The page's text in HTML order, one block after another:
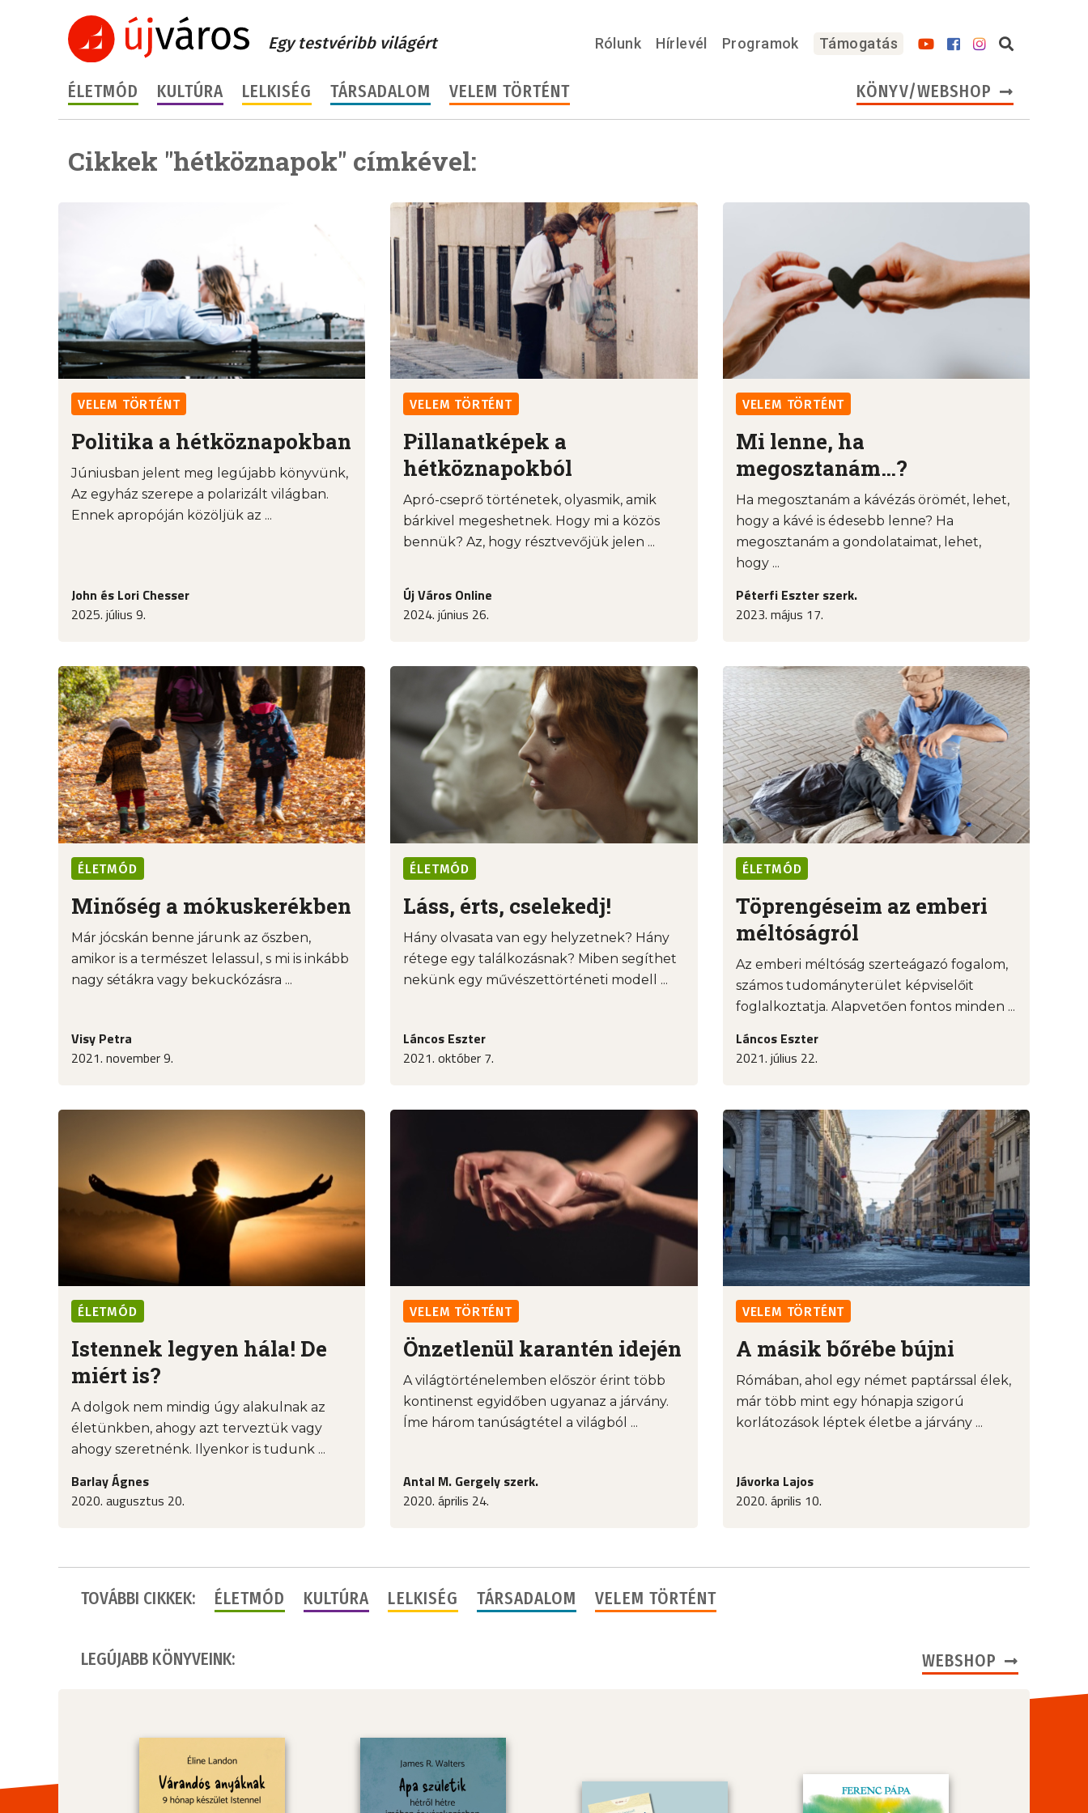
Egy testvéribb világért Rólunk Hírlevél Programok Támogatás
ÉLETMÓD KULTÚRA LELKISÉG TÁRSADALOM VELEM TÖRTÉNT KÖNYV/WEBSHOP
Cikkek "hétköznapok" címkével:
VELEM TÖRTÉNT
Politika a hétköznapokban
Júniusban jelent meg legújabb könyvünk,
Az egyház szerepe a polarizált világban.
Ennek apropóján közöljük az ...
John és Lori Chesser
2025. július 9.
VELEM TÖRTÉNT
Pillanatképek a
hétköznapokból
Apró-cseprő történetek, olyasmik, amik
bárkivel megeshetnek. Hogy mi a közös
bennük? Az, hogy résztvevőjük jelen ...
Új Város Online
2024. június 26.
VELEM TÖRTÉNT
Mi lenne, ha
megosztanám…?
Ha megosztanám a kávézás örömét, lehet,
hogy a kávé is édesebb lenne? Ha
megosztanám a gondolataimat, lehet,
hogy ...
Péterfi Eszter szerk.
2023. május 17.
ÉLETMÓD
Minőség a mókuskerékben
Már jócskán benne járunk az őszben,
amikor is a természet lelassul, s mi is inkább
nagy sétákra vagy bekuckózásra ...
Visy Petra
2021. november 9.
ÉLETMÓD
Láss, érts, cselekedj!
Hány olvasata van egy helyzetnek? Hány
rétege egy találkozásnak? Miben segíthet
nekünk egy művészettörténeti modell ...
Láncos Eszter
2021. október 7.
ÉLETMÓD
Töprengéseim az emberi
méltóságról
Az emberi méltóság szerteágazó fogalom,
számos tudományterület képviselőit
foglalkoztatja. Alapvetően fontos minden ...
Láncos Eszter
2021. július 22.
ÉLETMÓD
Istennek legyen hála! De
miért is?
A dolgok nem mindig úgy alakulnak az
életünkben, ahogy azt terveztük vagy
ahogy szeretnénk. Ilyenkor is tudunk ...
Barlay Ágnes
2020. augusztus 20.
VELEM TÖRTÉNT
Önzetlenül karantén idején
A világtörténelemben először érint több
kontinenst egyidőben ugyanaz a járvány.
Íme három tanúságtétel a világból ...
Antal M. Gergely szerk.
2020. április 24.
VELEM TÖRTÉNT
A másik bőrébe bújni
Rómában, ahol egy német paptárssal élek,
már több mint egy hónapja szigorú
korlátozások léptek életbe a járvány ...
Jávorka Lajos
2020. április 10.
TOVÁBBI CIKKEK: ÉLETMÓD KULTÚRA LELKISÉG TÁRSADALOM VELEM TÖRTÉNT
LEGÚJABB KÖNYVEINK: WEBSHOP